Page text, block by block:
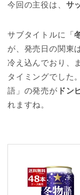
今回の主役は、 サ
サブタイトルに「
が、発売日の関東
冷え込んでおり、
タイミングでした
語」の発売が ドン
れますね。